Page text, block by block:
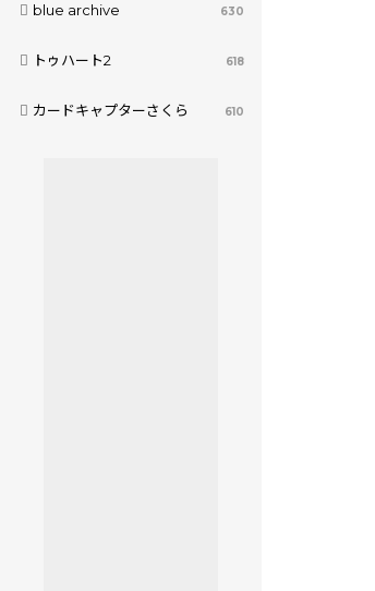
blue archive 630
トゥハート2 618
カードキャプターさくら 610